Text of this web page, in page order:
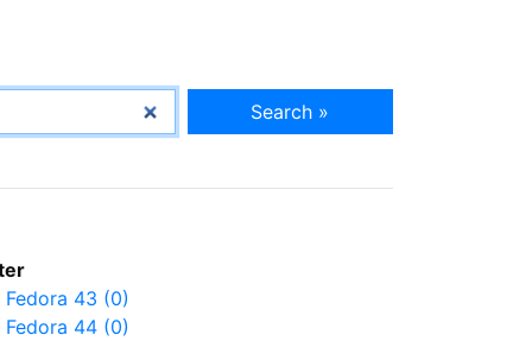
Search »
Fedora 43 (0)
Fedora 44 (0)